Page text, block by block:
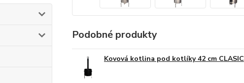
Podobné produkty
Kovová kotlina pod kotlíky 42 cm CLASIC